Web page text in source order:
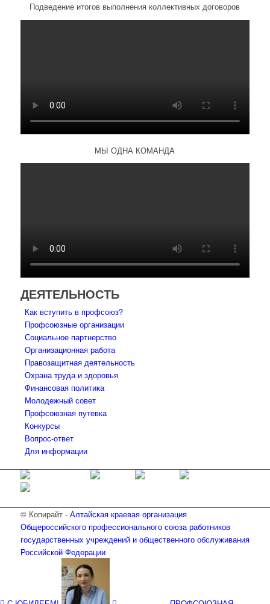
Подведение итогов выполнения коллективных договоров
МЫ ОДНА КОМАНДА
ДЕЯТЕЛЬНОСТЬ
Как вступить в профсоюз?
Профсоюзные организации
Социальное партнерство
Организационная работа
Правозащитная деятельность
Охрана труда и здоровья
Финансовая политика
Молодежный совет
Профсоюзная путевка
Конкурсы
Вопрос-ответ
Для информации
© Копирайт - Алтайская краевая организация
Общероссийского профессионального союза работников
государственных учреждений и общественного обслуживания
Российской Федерации